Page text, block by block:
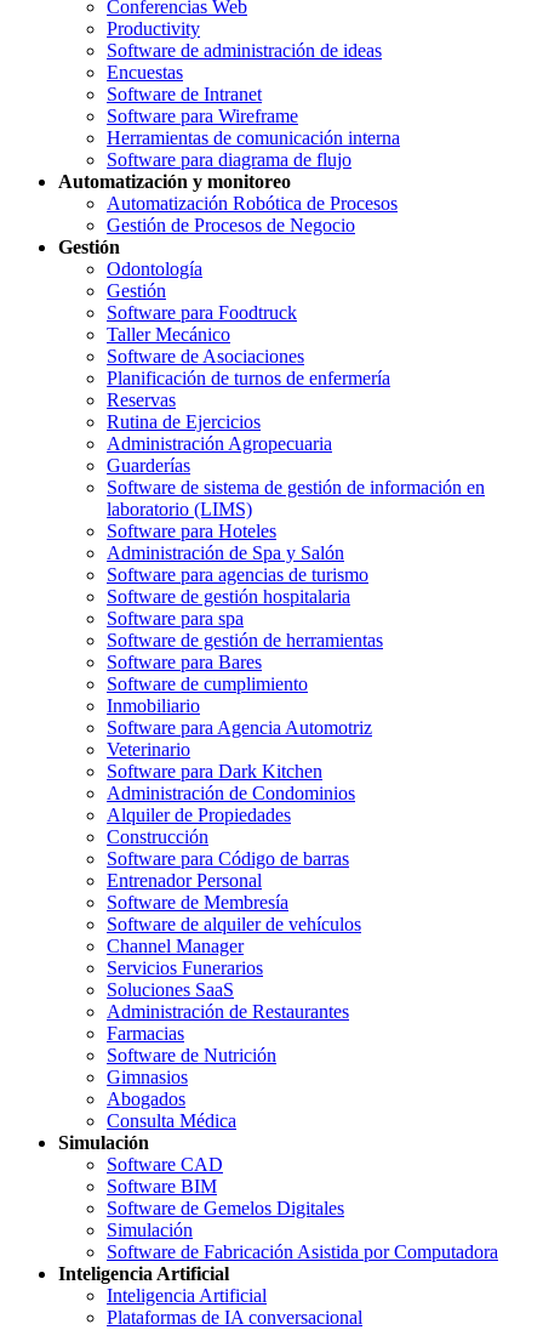
Conferencias Web
Productivity
Software de administración de ideas
Encuestas
Software de Intranet
Software para Wireframe
Herramientas de comunicación interna
Software para diagrama de flujo
Automatización y monitoreo
Automatización Robótica de Procesos
Gestión de Procesos de Negocio
Gestión
Odontología
Gestión
Software para Foodtruck
Taller Mecánico
Software de Asociaciones
Planificación de turnos de enfermería
Reservas
Rutina de Ejercicios
Administración Agropecuaria
Guarderías
Software de sistema de gestión de información en
laboratorio (LIMS)
Software para Hoteles
Administración de Spa y Salón
Software para agencias de turismo
Software de gestión hospitalaria
Software para spa
Software de gestión de herramientas
Software para Bares
Software de cumplimiento
Inmobiliario
Software para Agencia Automotriz
Veterinario
Software para Dark Kitchen
Administración de Condominios
Alquiler de Propiedades
Construcción
Software para Código de barras
Entrenador Personal
Software de Membresía
Software de alquiler de vehículos
Channel Manager
Servicios Funerarios
Soluciones SaaS
Administración de Restaurantes
Farmacias
Software de Nutrición
Gimnasios
Abogados
Consulta Médica
Simulación
Software CAD
Software BIM
Software de Gemelos Digitales
Simulación
Software de Fabricación Asistida por Computadora
Inteligencia Artificial
Inteligencia Artificial
Plataformas de IA conversacional